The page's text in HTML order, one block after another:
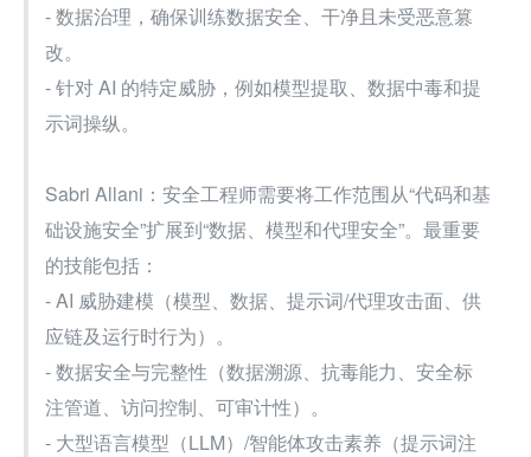
- 数据治理，确保训练数据安全、干净且未受恶意篡
改。
- 针对 AI 的特定威胁，例如模型提取、数据中毒和提
示词操纵。
Sabri Allani：安全工程师需要将工作范围从“代码和基
础设施安全”扩展到“数据、模型和代理安全”。最重要
的技能包括：
- AI 威胁建模（模型、数据、提示词/代理攻击面、供
应链及运行时行为）。
- 数据安全与完整性（数据溯源、抗毒能力、安全标
注管道、访问控制、可审计性）。
- 大型语言模型（LLM）/智能体攻击素养（提示词注